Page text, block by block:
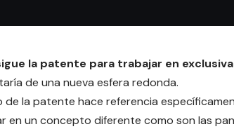
la patente para trabajar en
de una nueva esfera redonda.
de la patente hace referencia
en un concepto diferente como son las